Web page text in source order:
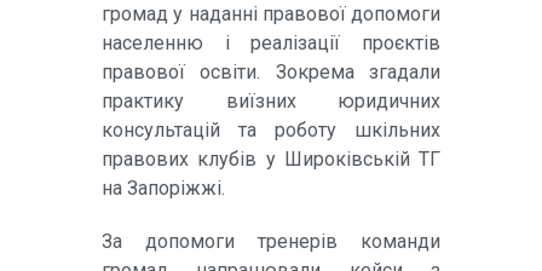
громад у наданні правової допомоги
населенню і реалізації проєктів
правової освіти. Зокрема згадали
практику виїзних юридичних
консультацій та роботу шкільних
правових клубів у Широківській ТГ
на Запоріжжі.
За допомоги тренерів команди